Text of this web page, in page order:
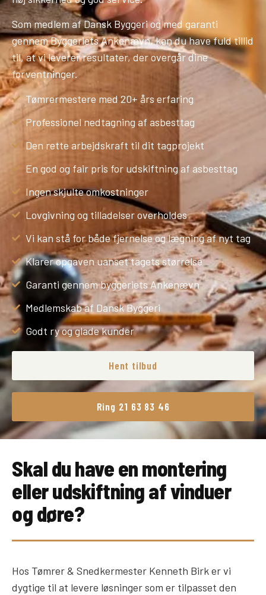
Som medlem af Dansk Byggeri og med garanti
gennem Byggeriets Ankenævn, kan du have fuld tillid
til, at vi leverer resultater, der overgår dine
forventninger.
Tømrermestere med 20+ års erfaring
Professionel nedtagning af asbesttag
Den rette arbejdskraft til dit tagprojekt
En god og fair pris for udskiftning af asbesttag
Ingen skjulte omkostninger
Lovgivning og tilladelser overholdes
Vi kan stå for både fjernelse og lægning af nyt tag
Klarer opgaven uanset tagets størrelse
Garanti gennem byggeriets Ankenævn
Medlemskab af Dansk Byggeri
Godt ry og glade kunder
Hent tilbud
Ring 21 63 83 46
Skal du have en montering
eller udskiftning af vinduer
og døre?
Hos Tømrer & Snedkermester Kenneth Birk er vi
dygtige til at levere løsninger som er tilpasset den